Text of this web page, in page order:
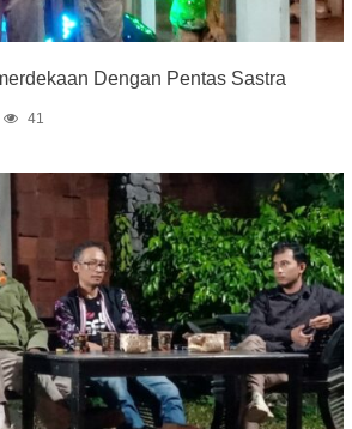
Dengan Pentas Sastra
41